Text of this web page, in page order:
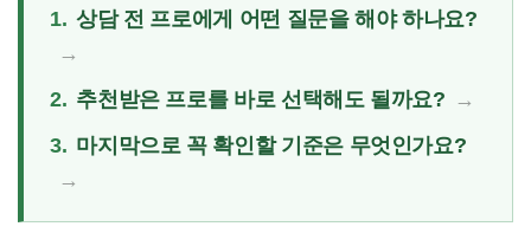
1. 상담 전 프로에게 어떤 질문을 해야 하나요?
2. 추천받은 프로를 바로 선택해도 될까요?
3. 마지막으로 꼭 확인할 기준은 무엇인가요?